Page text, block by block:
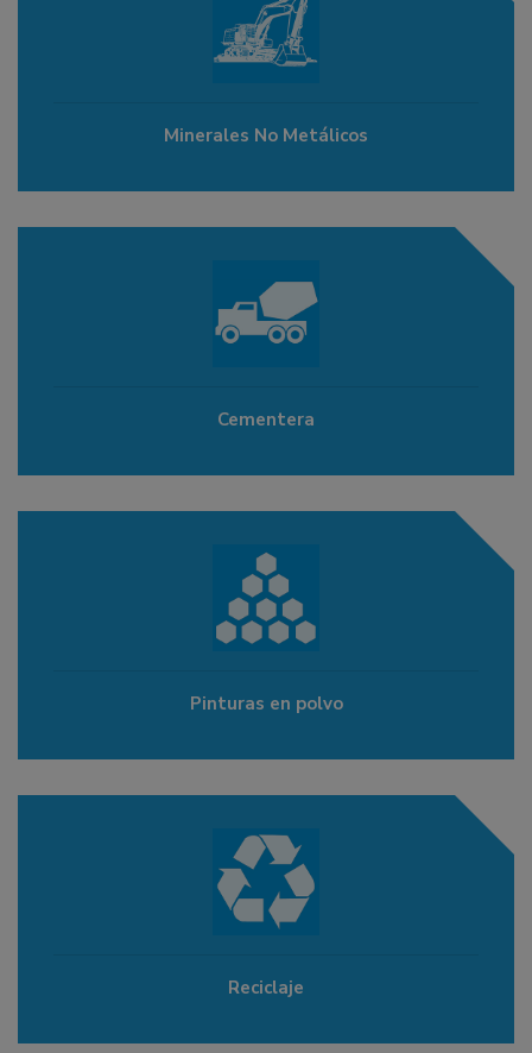
Minerales No Metálicos
Cementera
Pinturas en polvo
Reciclaje